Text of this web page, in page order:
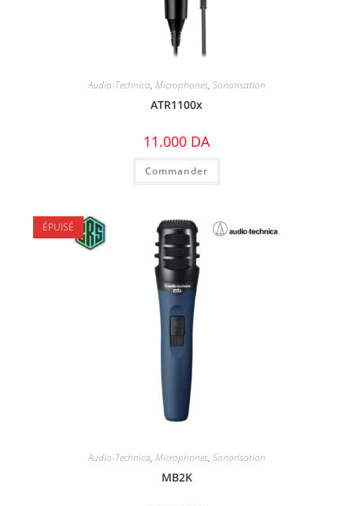
Audio-Technica, Microphones, Sonorisation
ATR1100x
11.000 DA
Commander
ÉPUISÉ
Audio-Technica, Microphones, Sonorisation
MB2K